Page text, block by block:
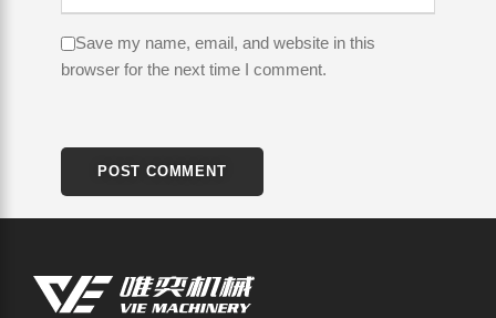
Save my name, email, and website in this
browser for the next time I comment.